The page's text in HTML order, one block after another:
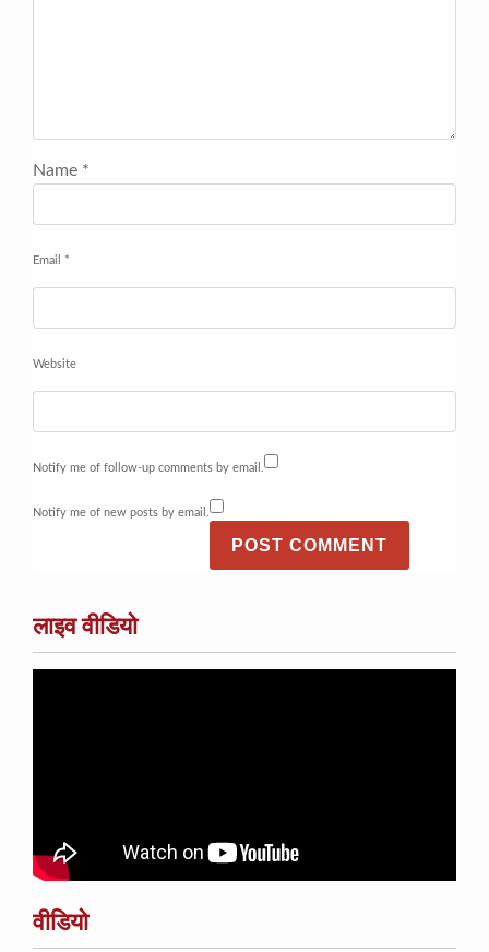
Name *
Email *
Website
Notify me of follow-up comments by email.
Notify me of new posts by email.
लाइव वीडियो
वीडियो